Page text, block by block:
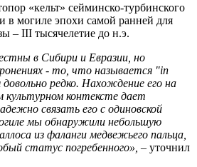
«кельт» сейминско-турбинского
в могиле эпохи самой ранней для
– III тысячелетие до н.э.
в Сибири и Евразии, но
- то, что называется "in
редко. Нахождение его на
культурном контексте дает
связать его с одиновской
мы обнаружили небольшую
из фаланги медвежьего пальца,
статус погребенного», – уточнил